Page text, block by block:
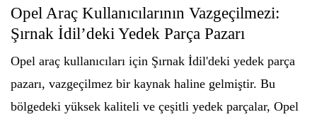
Opel Araç Kullanıcılarının Vazgeçilmezi:
Şırnak İdil’deki Yedek Parça Pazarı
Opel araç kullanıcıları için Şırnak İdil'deki yedek parça
pazarı, vazgeçilmez bir kaynak haline gelmiştir. Bu
bölgedeki yüksek kaliteli ve çeşitli yedek parçalar, Opel